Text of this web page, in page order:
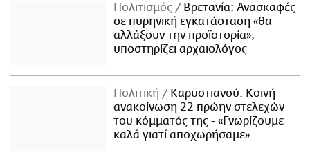
Πολιτισμός
Βρετανία: Ανασκαφές
σε πυρηνική εγκατάσταση «θα
αλλάξουν την προϊστορία»,
υποστηρίζει αρχαιολόγος
Πολιτική
Καρυστιανού: Κοινή
ανακοίνωση 22 πρώην στελεχών
του κόμματός της - «Γνωρίζουμε
καλά γιατί αποχωρήσαμε»